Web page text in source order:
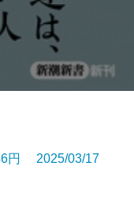
円 2025/03/17